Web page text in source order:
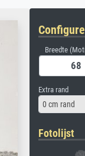
Breedte
Extra rand
0 cm rand
Fotolijst